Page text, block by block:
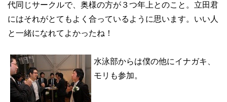
代同じサークルで、奥様の方が３つ年上とのこと。立田君
にはそれがとてもよく合っているように思います。いい人
と一緒になれてよかったね！
水泳部からは僕の他にイナガキ、
モリも参加。